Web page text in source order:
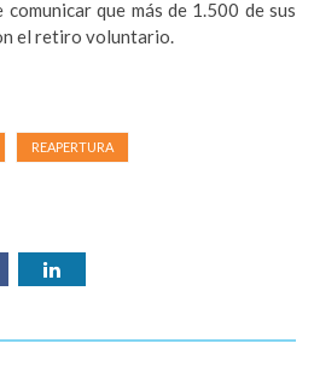
comunicar que más de 1.500 de sus
el retiro voluntario.
REAPERTURA